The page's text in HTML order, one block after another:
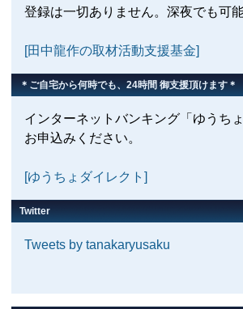
登録は一切ありません。深夜でも可能
[田中龍作の取材活動支援基金]
＊ご自宅から何時でも、24時間 御支援頂けます＊
インターネットバンキング「ゆうち
お申込みください。
[ゆうちょダイレクト]
Twitter
Tweets by tanakaryusaku